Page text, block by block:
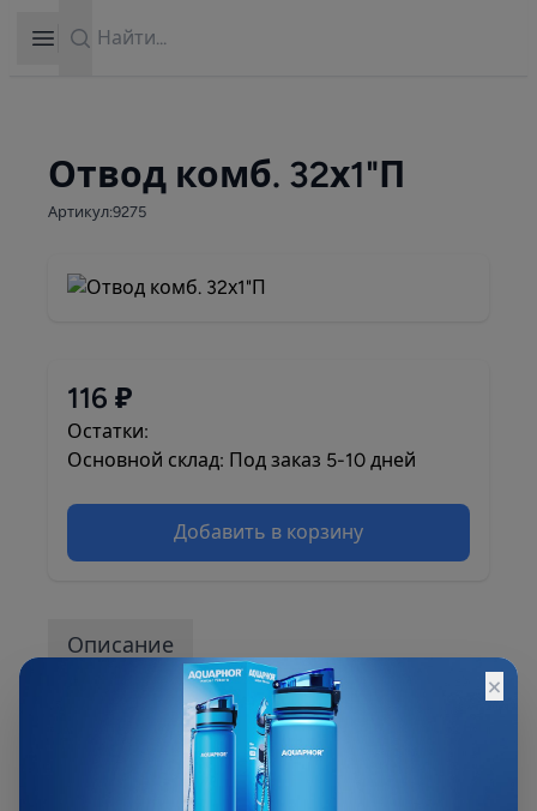
Open sidebar
Отвод комб. 32х1"П
Артикул:9275
116 ₽
Остатки:
Основной склад: Под заказ 5-10 дней
Добавить в корзину
Описание
Описание и характеристики смотрите на
×